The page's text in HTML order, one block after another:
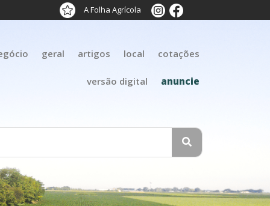
A Folha Agrícola
geral artigos local cotações
versão digital anuncie